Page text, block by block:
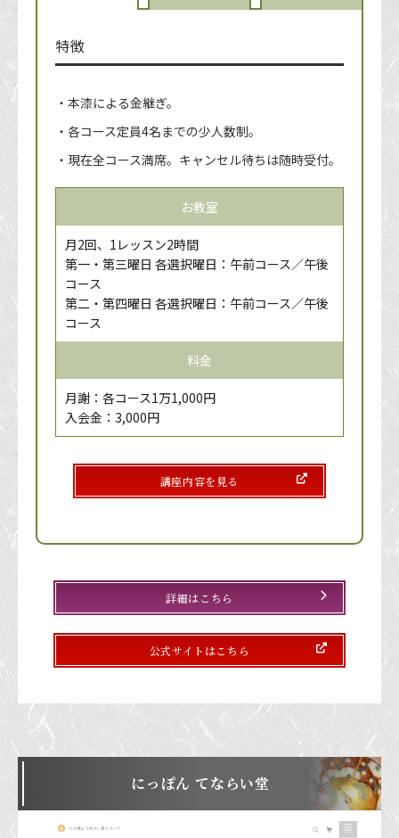
特徴
・本漆による金継ぎ。
・各コース定員4名までの少人数制。
・現在全コース満席。キャンセル待ちは随時受付。
お教室
月2回、1レッスン2時間
第一・第三曜日 各選択曜日：午前コース／午後
コース
第二・第四曜日 各選択曜日：午前コース／午後
コース
料金
月謝：各コース1万1,000円
入会金：3,000円
講座内容を見る
詳細はこちら
公式サイトはこちら
にっぽん てならい堂